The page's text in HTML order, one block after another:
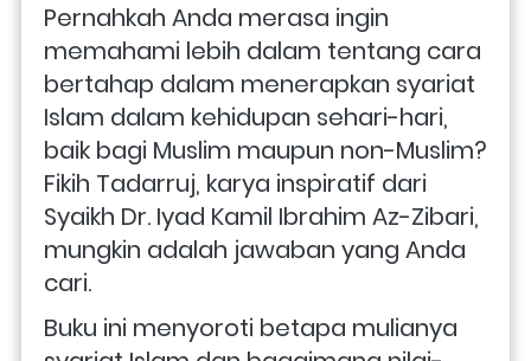
Pernahkah Anda merasa ingin
memahami lebih dalam tentang cara
bertahap dalam menerapkan syariat
Islam dalam kehidupan sehari-hari,
baik bagi Muslim maupun non-Muslim?
Fikih Tadarruj, karya inspiratif dari
Syaikh Dr. Iyad Kamil Ibrahim Az-Zibari,
mungkin adalah jawaban yang Anda
cari.
Buku ini menyoroti betapa mulianya